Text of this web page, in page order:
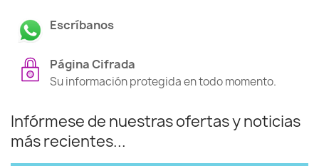
Escríbanos
Página Cifrada
Su información protegida en todo momento.
Infórmese de nuestras ofertas y noticias
más recientes...